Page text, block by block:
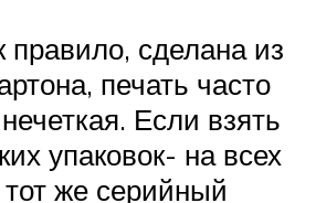
правило, сделана из
печать часто
Если взять
упаковок- на всех
же серийный